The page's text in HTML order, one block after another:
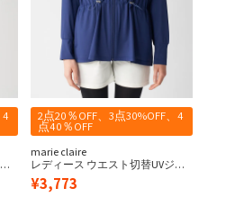
2点20％OFF、3点30%OFF、4
点40％OFF
marie claire
レディース ウエスト切替UVジャ
ケット
¥3,773